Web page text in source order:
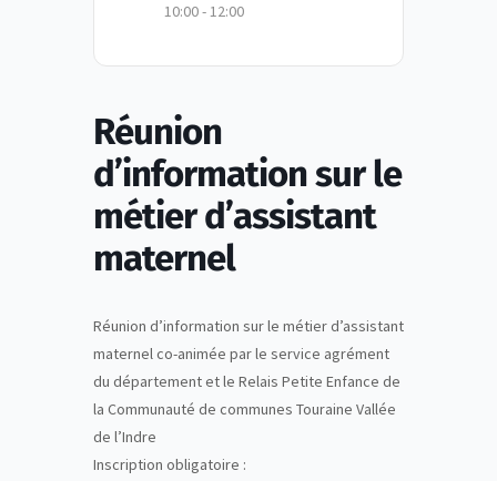
10:00 - 12:00
Réunion
d’information sur le
métier d’assistant
maternel
Réunion d’information sur le métier d’assistant
maternel co-animée par le service agrément
du département et le Relais Petite Enfance de
la Communauté de communes Touraine Vallée
de l’Indre
Inscription obligatoire :